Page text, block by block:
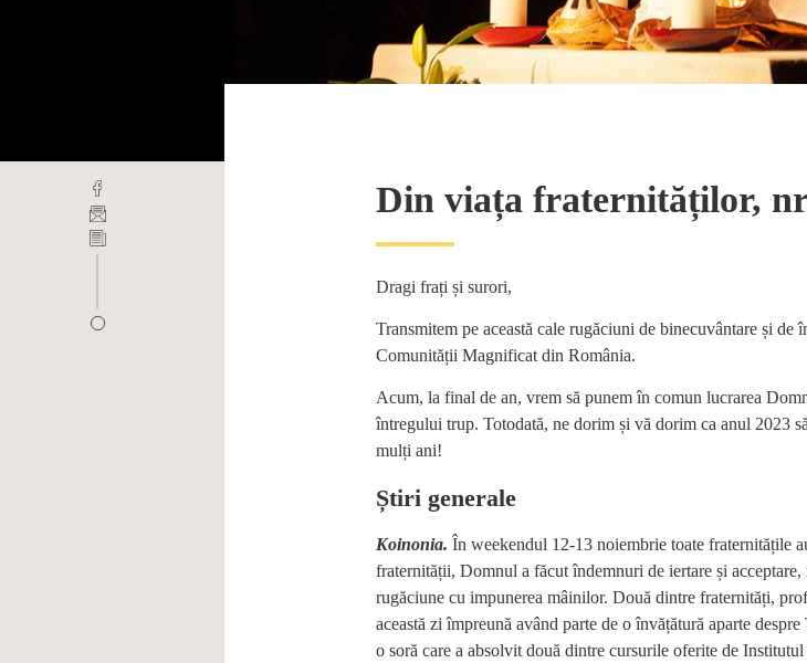
Din viața fraternităților,
Dragi frați și surori,
Transmitem pe această cale rugăciuni de binecuvântare și
Comunității Magnificat din România.
Acum, la final de an, vrem să punem în comun lucrarea
întregului trup. Totodată, ne dorim și vă dorim ca anul 2023
mulți ani!
Știri generale
Koinonia. În weekendul 12-13 noiembrie toate fraternitățile
fraternității, Domnul a făcut îndemnuri de iertare și acceptare,
rugăciune cu impunerea mâinilor. Două dintre fraternități,
această zi împreună având parte de o învățătură aparte
o soră care a absolvit două dintre cursurile oferite de